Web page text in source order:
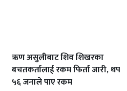
ऋण असुलीबाट शिव शिखरका
बचतकर्तालाई रकम फिर्ता जारी, थप
५६ जनाले पाए रकम